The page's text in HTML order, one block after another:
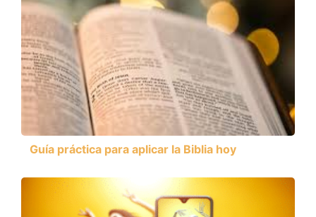
Guía práctica para aplicar la Biblia hoy